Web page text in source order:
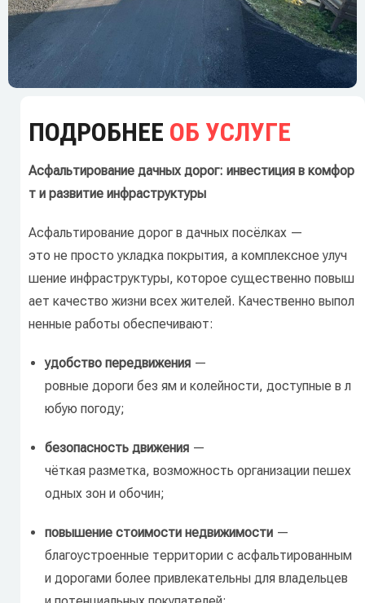
ПОДРОБНЕЕ ОБ УСЛУГЕ
Асфальтирование дачныхдорог: инвестиция в комфор
т и развитие инфраструктуры
Асфальтирование дорог в дачных посёлках —
это не простоукладка покрытия, а комплексное улуч
шение инфраструктуры, которое существенно повыш
ает качество жизни всех жителей. Качественно выпол
ненные работы обеспечивают:
удобство передвижения —
ровные дороги без ям и колейности, доступные в л
юбую погоду;
безопасность движения —
чёткая разметка, возможность организации пешех
одных зон и обочин;
повышение стоимости недвижимости —
благоустроенные территории с асфальтированным
и дорогами более привлекательны для владельцев